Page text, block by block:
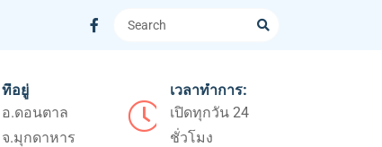
ที่อยู่
อ.ดอนตาล
จ.มุกดาหาร
เวลาทำการ:
เปิดทุกวัน 24
ชั่วโมง